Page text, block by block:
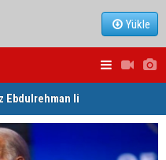
Yükle
ya taybet li ser